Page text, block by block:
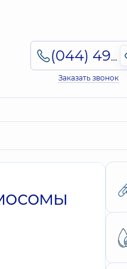
(044) 495-2-888
Заказать звонок